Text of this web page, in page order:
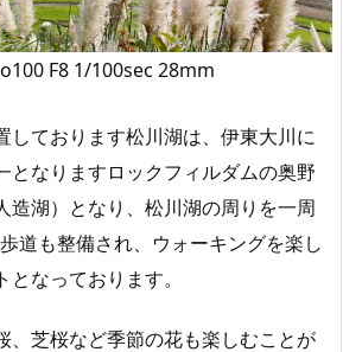
F8 1/100sec 28mm
ております松川湖は、伊東大川に
となりますロックフィルダムの奥野
造湖）となり、松川湖の周りを一周
道も整備され、ウォーキングを楽し
なっております。
芝桜など季節の花も楽しむことが